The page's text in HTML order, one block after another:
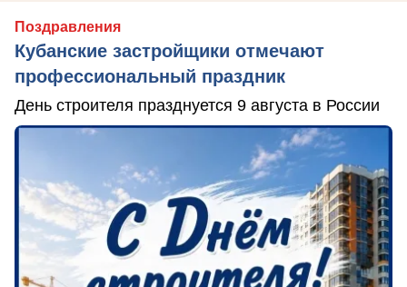
Поздравления
Кубанские застройщики отмечают
профессиональный праздник
День строителя празднуется 9 августа в России